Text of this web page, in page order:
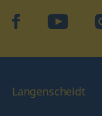
facebookYouTube
Langenscheidt